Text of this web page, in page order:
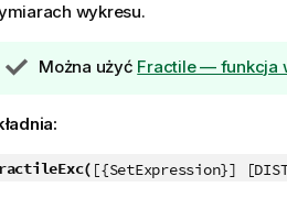
wykresu.
W
k
z
Można użyć Fractile — funkcja
[{SetExpression}]